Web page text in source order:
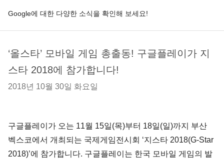
Google에 대한 다양한 소식을 확인해 보세요!
‘올스타’ 모바일 게임 총출동! 구글플레이가 지
스타 2018에 참가합니다!
2018년 10월 30일 화요일
구글플레이가 오는 11월 15일(목)부터 18일(일)까지 부산
벡스코에서 개최되는 국제게임전시회 ‘지스타 2018(G-Star
2018)’에 참가합니다. 구글플레이는 한국 모바일 게임의 발